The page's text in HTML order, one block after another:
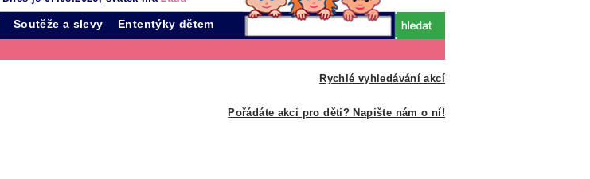
Soutěže a slevy Ententýky dětem
Rychlé vyhledávání akcí
Pořádáte akci pro děti? Napište nám o ní!